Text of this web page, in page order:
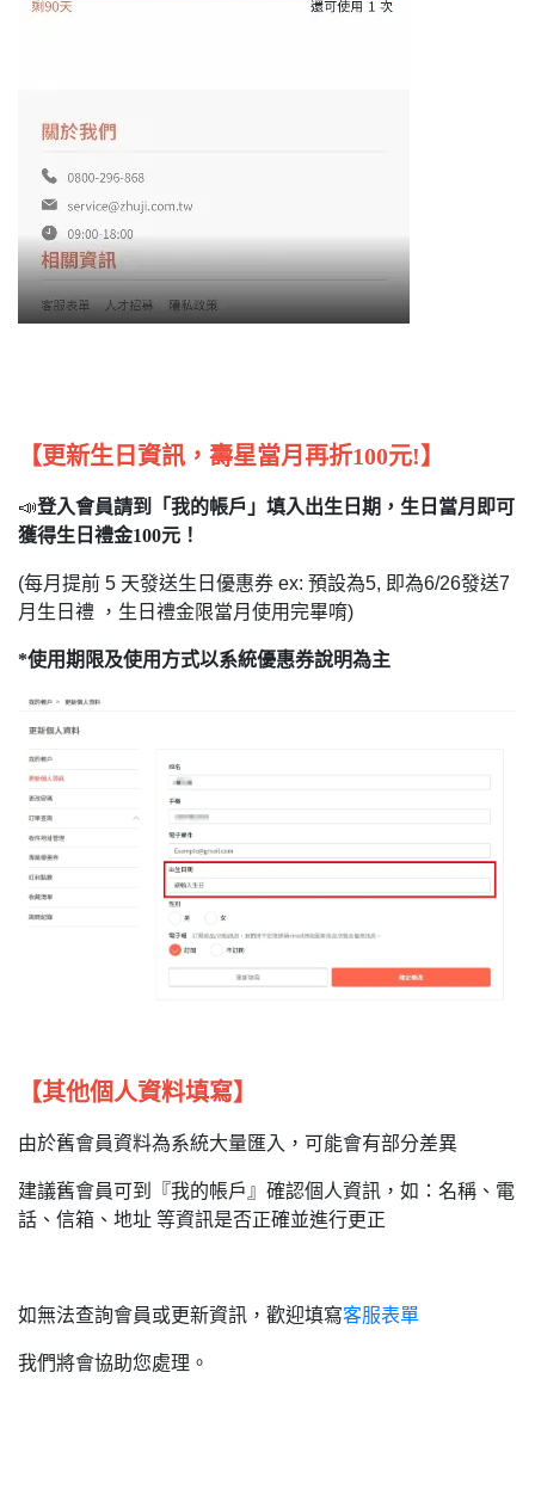
【更新生日資訊，壽星當月再折100元!】
📣登入會員請到「我的帳戶」填入出生日期，生日當月即可
獲得生日禮金100元！
(每月提前 5 天發送生日優惠券 ex: 預設為5, 即為6/26發送7
月生日禮 ，生日禮金限當月使用完畢唷)
*使用期限及使用方式以系統優惠券說明為主
【其他個人資料填寫】
由於舊會員資料為系統大量匯入，可能會有部分差異
建議舊會員可到『我的帳戶』確認個人資訊，如：名稱、電
話、信箱、地址 等資訊是否正確並進行更正
如無法查詢會員或更新資訊，歡迎填寫客服表單
我們將會協助您處理。